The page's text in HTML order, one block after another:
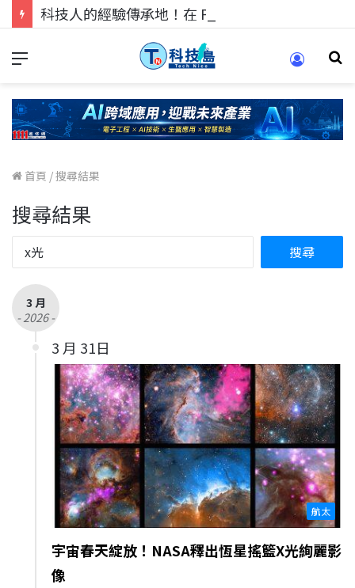
首頁 /搜尋結果
搜尋結果
3 月
- 2026 -
3 月 31日
航太
宇宙春天綻放！NASA釋出恆星搖籃X光絢麗影
像